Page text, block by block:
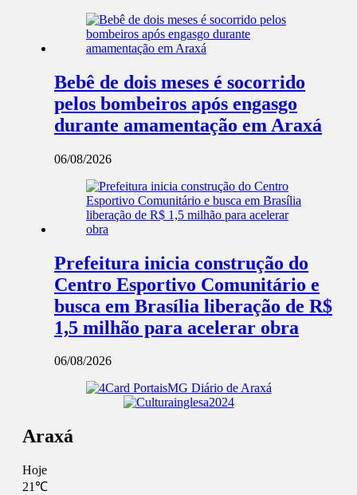
Bebê de dois meses é socorrido
pelos bombeiros após engasgo
durante amamentação em Araxá
06/08/2026
Prefeitura inicia construção do
Centro Esportivo Comunitário e
busca em Brasília liberação de R$
1,5 milhão para acelerar obra
06/08/2026
Araxá
Hoje
21℃